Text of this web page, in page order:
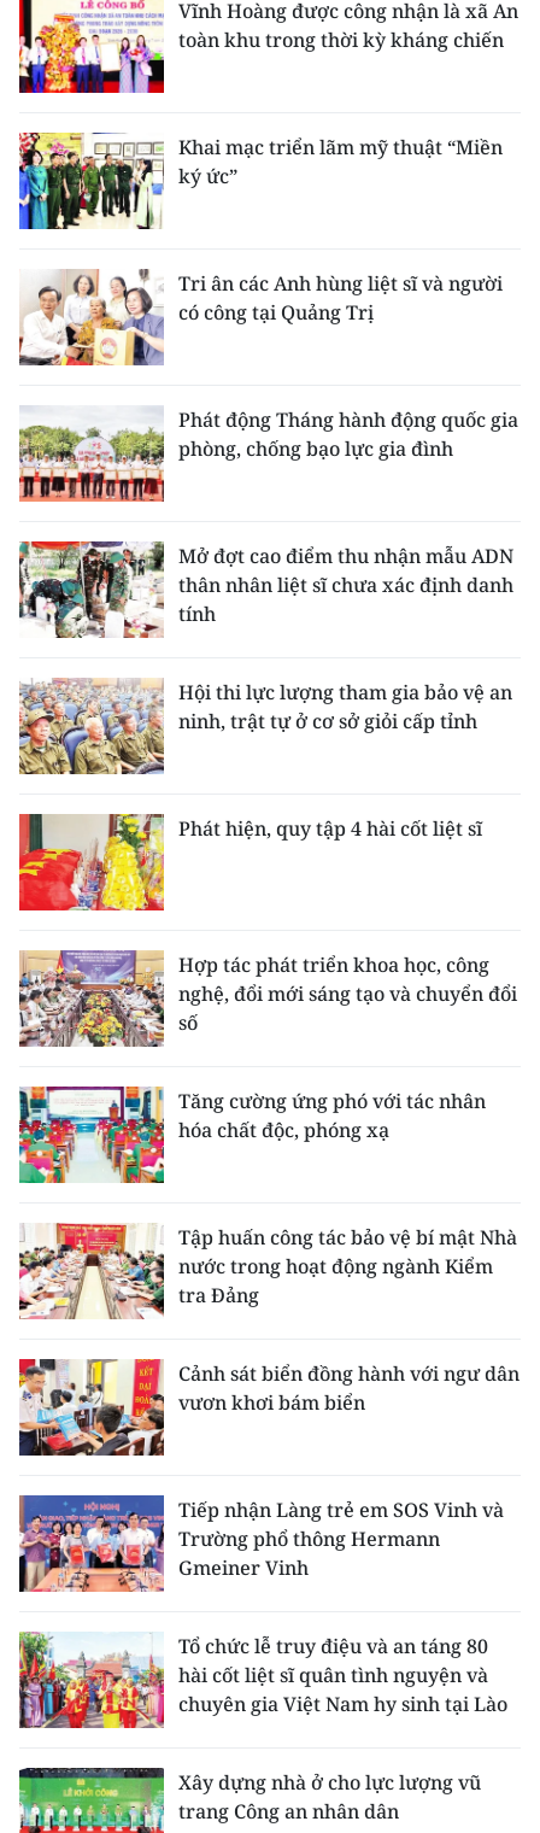
Vĩnh Hoàng được công nhận là xã An
toàn khu trong thời kỳ kháng chiến
Khai mạc triển lãm mỹ thuật “Miền
ký ức”
Tri ân các Anh hùng liệt sĩ và người
có công tại Quảng Trị
Phát động Tháng hành động quốc gia
phòng, chống bạo lực gia đình
Mở đợt cao điểm thu nhận mẫu ADN
thân nhân liệt sĩ chưa xác định danh
tính
Hội thi lực lượng tham gia bảo vệ an
ninh, trật tự ở cơ sở giỏi cấp tỉnh
Phát hiện, quy tập 4 hài cốt liệt sĩ
Hợp tác phát triển khoa học, công
nghệ, đổi mới sáng tạo và chuyển đổi
số
Tăng cường ứng phó với tác nhân
hóa chất độc, phóng xạ
Tập huấn công tác bảo vệ bí mật Nhà
nước trong hoạt động ngành Kiểm
tra Đảng
Cảnh sát biển đồng hành với ngư dân
vươn khơi bám biển
Tiếp nhận Làng trẻ em SOS Vinh và
Trường phổ thông Hermann
Gmeiner Vinh
Tổ chức lễ truy điệu và an táng 80
hài cốt liệt sĩ quân tình nguyện và
chuyên gia Việt Nam hy sinh tại Lào
Xây dựng nhà ở cho lực lượng vũ
trang Công an nhân dân